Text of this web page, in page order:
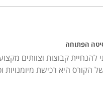
הפתוחה
להנחיית קבוצות וצוותים
היא רכישת מיומנויות